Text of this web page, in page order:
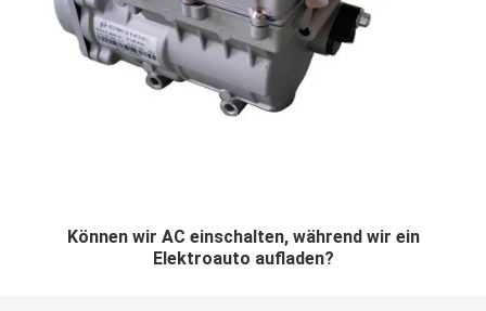
Können wir AC einschalten, während wir ein
Elektroauto aufladen?